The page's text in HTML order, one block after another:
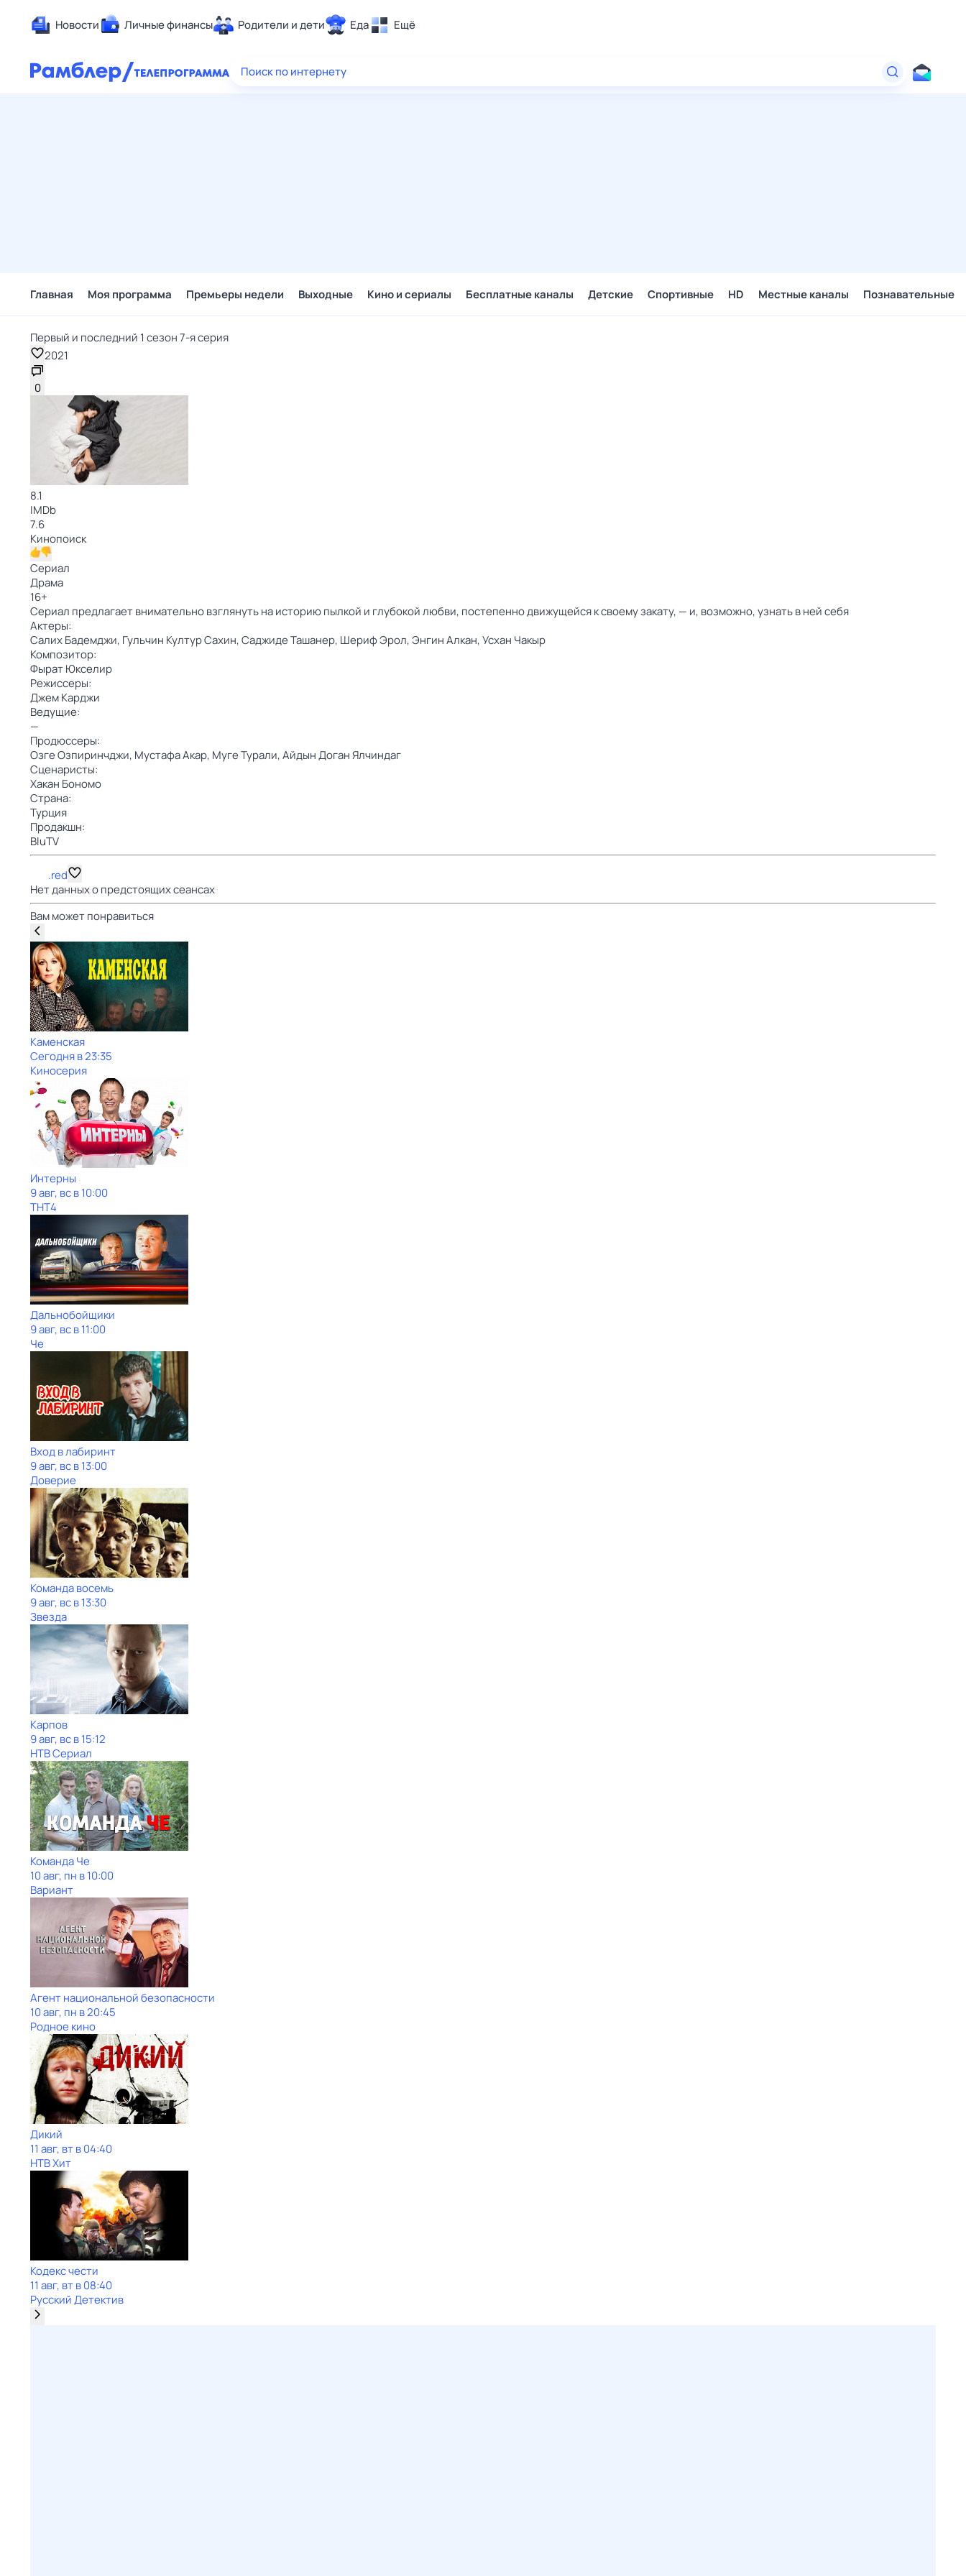
Новости Личные финансы Родители и дети Еда Ещё
Здоровье
Поиск по интернету
Главная Моя программа Премьеры недели Выходные Кино и сериалы Бесплатные каналы Детские Спортивные HD Местные каналы Познавательные
Первый и последний 1 сезон 7-я серия
2021
0
8.1
IMDb
7.6
Кинопоиск
Сериал
Драма
16+
Сериал предлагает внимательно взглянуть на историю пылкой и глубокой любви, постепенно движущейся к своему закату, — и, возможно, узнать в ней себя
Актеры:
Салих Бадемджи, Гульчин Култур Сахин,Саджиде Ташанер, Шериф Эрол,Энгин Алкан,Усхан Чакыр
Композитор:
Фырат Юкселир
Режиссеры:
Джем Карджи
Ведущие:
—
Продюссеры:
Озге Озпиринчджи, Мустафа Акар, Муге Турали,Айдын Доган Ялчиндаг
Сценаристы:
Хакан Бономо
Страна:
Турция
Продакшн:
BluTV
.red
Нет данных о предстоящих сеансах
Вам может понравиться
Каменская
Сегодня в 23:35
Киносерия
Интерны
9 авг, вс в 10:00
ТНТ4
Дальнобойщики
9 авг, вс в 11:00
Че
Вход в лабиринт
9 авг, вс в 13:00
Доверие
Команда восемь
9 авг, вс в 13:30
Звезда
Карпов
9 авг, вс в 15:12
НТВ Сериал
Команда Че
10 авг, пн в 10:00
Вариант
Агент национальной безопасности
10 авг, пн в 20:45
Родное кино
Дикий
11 авг, вт в 04:40
НТВ Хит
Кодекс чести
11 авг, вт в 08:40
Русский Детектив